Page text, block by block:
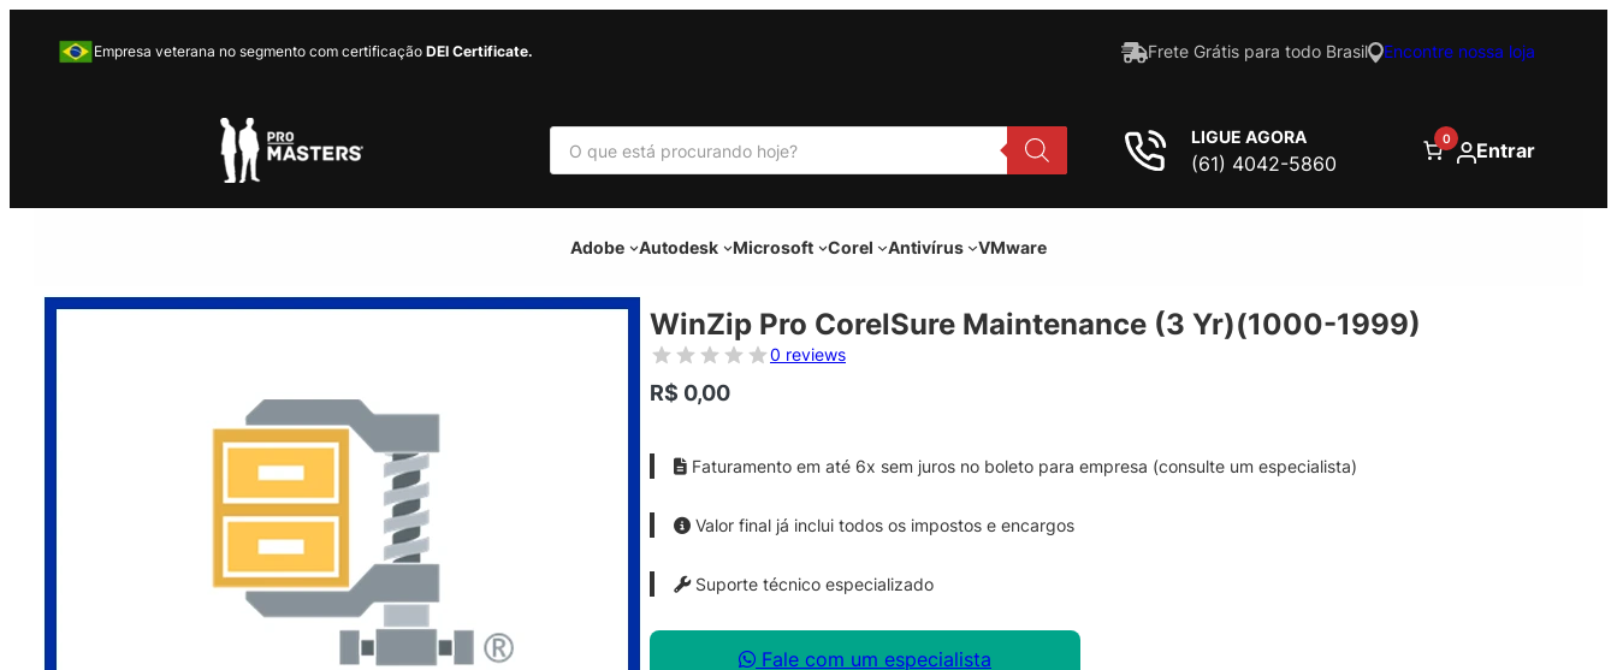
Empresa veterana no segmento com certificação DEI Certificate. Frete Grátis para todo Brasil Encontre nossa loja
P
s
u
p
LIGUE AGORA
(61) 4042-5860
0 Entrar
Adobe Autodesk Microsoft Corel Antivírus VMware
WinZip Pro CorelSure Maintenance (3 Yr)(1000-1999)
0 reviews
R$ 0,00
Faturamento em até 6x sem juros no boleto para empresa (consulte um especialista)
Valor final já inclui todos os impostos e encargos
Suporte técnico especializado
Fale com um especialista